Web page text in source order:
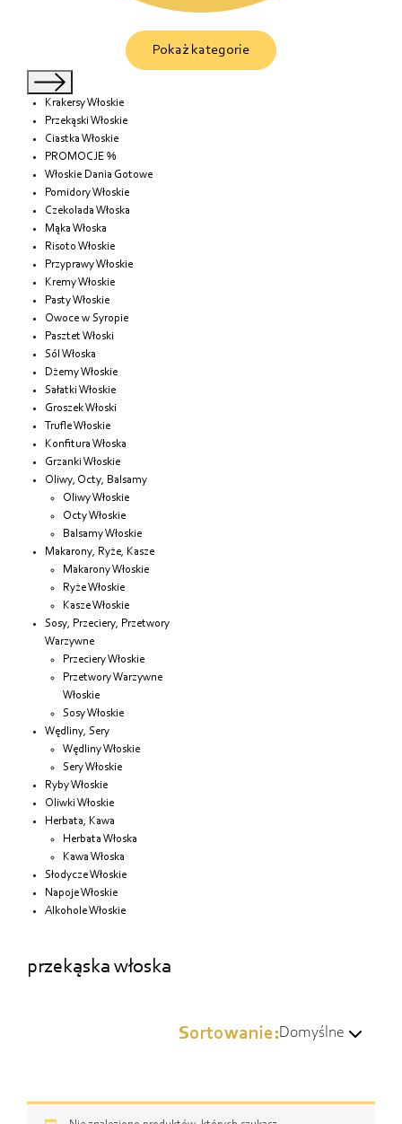
Pokaż kategorie
Krakersy Włoskie
Przekąski Włoskie
Ciastka Włoskie
PROMOCJE %
Włoskie Dania Gotowe
Pomidory Włoskie
Czekolada Włoska
Mąka Włoska
Risoto Włoskie
Przyprawy Włoskie
Kremy Włoskie
Pasty Włoskie
Owoce w Syropie
Pasztet Włoski
Sól Włoska
Dżemy Włoskie
Sałatki Włoskie
Groszek Włoski
Trufle Włoskie
Konfitura Włoska
Grzanki Włoskie
Oliwy, Octy, Balsamy
Oliwy Włoskie
Octy Włoskie
Balsamy Włoskie
Makarony, Ryże, Kasze
Makarony Włoskie
Ryże Włoskie
Kasze Włoskie
Sosy, Przeciery, Przetwory
Warzywne
Przeciery Włoskie
Przetwory Warzywne
Włoskie
Sosy Włoskie
Wędliny, Sery
Wędliny Włoskie
Sery Włoskie
Ryby Włoskie
Oliwki Włoskie
Herbata, Kawa
Herbata Włoska
Kawa Włoska
Słodycze Włoskie
Napoje Włoskie
Alkohole Włoskie
przekąska włoska
Sortowanie:Domyślne